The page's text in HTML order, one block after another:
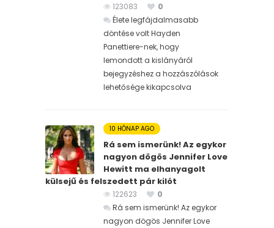
123083
0
Élete legfájdalmasabb
döntése volt Hayden
Panettiere-nek, hogy
lemondott a kislányáról
bejegyzéshez a hozzászólások
lehetősége kikapcsolva
10 HÓNAP AGO
Rá sem ismerünk! Az egykor
nagyon dögös Jennifer Love
Hewitt ma elhanyagolt
külsejű és felszedett pár kilót
122623
0
Rá sem ismerünk! Az egykor
nagyon dögös Jennifer Love